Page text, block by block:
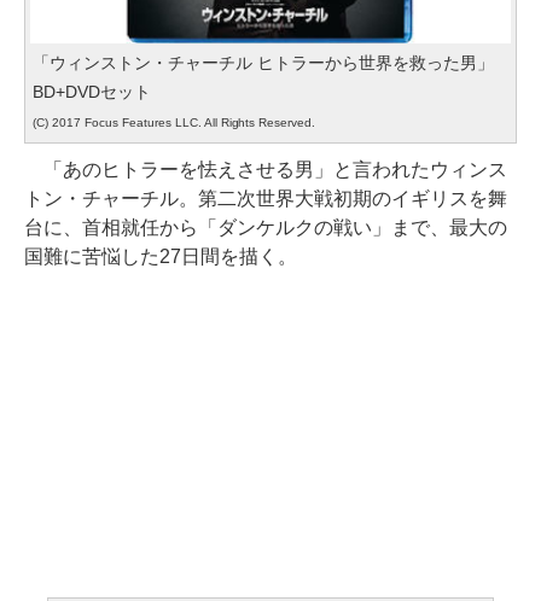
「ウィンストン・チャーチル ヒトラーから世界を救った男」
BD+DVDセット
(C) 2017 Focus Features LLC. All Rights Reserved.
「あのヒトラーを怯えさせる男」と言われたウィンス
トン・チャーチル。第二次世界大戦初期のイギリスを舞
台に、首相就任から「ダンケルクの戦い」まで、最大の
国難に苦悩した27日間を描く。